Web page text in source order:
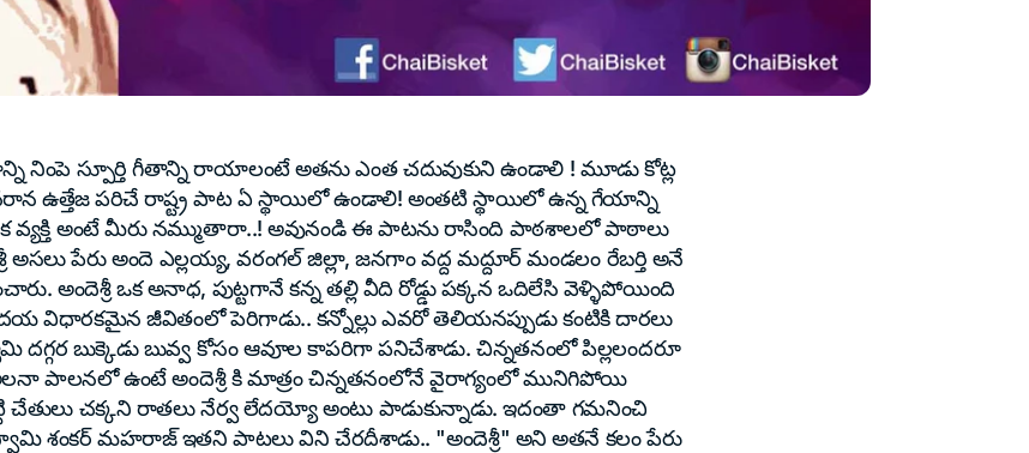
నింపె స్పూర్తి గీతాన్ని రాయాలంటే అతను ఎంత చదువుకుని ఉండాలి ! మూడు కోట్ల
ఉత్తేజ పరిచే రాష్ట్ర పాట ఏ స్థాయిలో ఉండాలి! అంతటి స్థాయిలో ఉన్న గేయాన్ని
వ్యక్తి అంటే మీరు నమ్ముతారా..! అవునండి ఈ పాటను రాసింది పాఠశాలలో పాఠాలు
అసలు పేరు అందె ఎల్లయ్య, వరంగల్ జిల్లా, జనగాం వద్ద మద్దూర్ మండలం రేబర్తి అనే
అందెశ్రీ ఒక అనాధ, పుట్టగానే కన్న తల్లి వీది రోడ్డు పక్కన ఒదిలేసి వెళ్ళిపోయింది
విధారకమైన జీవితంలో పెరిగాడు.. కన్నోల్లు ఎవరో తెలియనప్పుడు కంటికి దారలు
దగ్గర బుక్కెడు బువ్వ కోసం ఆవూల కాపరిగా పనిచేశాడు. చిన్నతనంలో పిల్లలందరూ
పాలనలో ఉంటే అందెశ్రీ కి మాత్రం చిన్నతనంలోనే వైరాగ్యంలో మునిగిపోయి
చక్కని రాతలు నేర్వ లేదయ్యో అంటు పాడుకున్నాడు. ఇదంతా గమనించి
శంకర్ మహరాజ్ ఇతని పాటలు విని చేరదీశాడు.. "అందెశ్రీ" అని అతనే కలం పేరు